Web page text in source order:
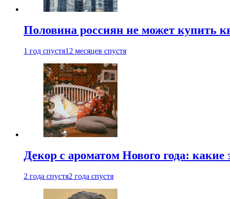
Половина россиян не может купить
1 год спустя12 месяцев спустя
Декор с ароматом Нового года:
2 года спустя2 года спустя